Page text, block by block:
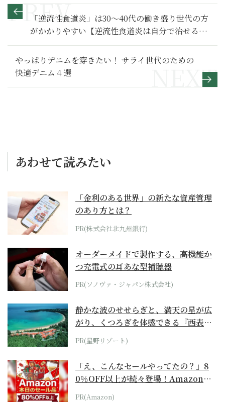
「逆流性食道炎」は30～40代の働き盛り世代の方
がかかりやすい【逆流性食道炎は自分で治せる
2】
やっぱりデニムを穿きたい！ サライ世代のための
快適デニム４選
あわせて読みたい
「金利のある世界」の新たな資産管理
のあり方とは？
PR(株式会社北九州銀行)
オーダーメイドで製作する、高機能か
つ充電式の耳あな型補聴器
PR(ソノヴァ・ジャパン株式会社)
静かな波のせせらぎと、満天の星が広
がり、くつろぎを体感できる『西表島
ホテル by...
PR(星野リゾート)
「え、こんなセールやってたの？」8
0％OFF以上が続々登場！Amazonの
本気が...
PR(Amazon)